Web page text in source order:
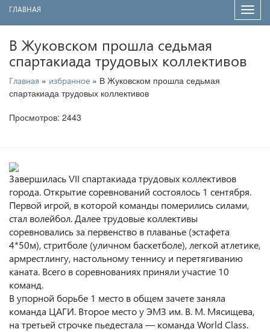
ГЛАВНАЯ
В Жуковском прошла седьмая
спартакиада трудовых коллективов
Главная » избранное » В Жуковском прошла седьмая
спартакиада трудовых коллективов
Просмотров: 2443
Завершилась VII спартакиада трудовых коллективов
города. Открытие соревнований состоялось 1 сентября.
Первой игрой, в которой команды померились силами,
стал волейбол. Далее трудовые коллективы
соревновались за первенство в плаванье (эстафета
4*50м), стритболе (уличном баскетболе), легкой атлетике,
армрестлингу, настольному теннису и перетягиванию
каната. Всего в соревнованиях приняли участие 10
команд.
В упорной борьбе 1 место в общем зачете заняла
команда ЦАГИ. Второе место у ЭМЗ им. В. М. Мясищева,
на третьей строчке пьедестала — команда World Class.